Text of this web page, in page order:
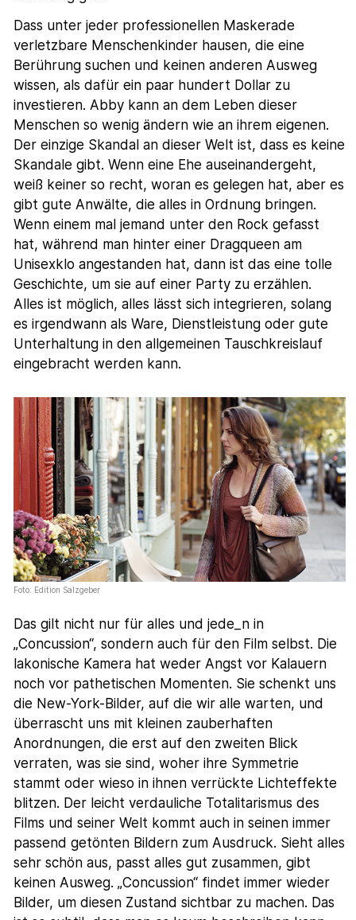
Dass unter jeder professionellen Maskerade
verletzbare Menschenkinder hausen, die eine
Berührung suchen und keinen anderen Ausweg
wissen, als dafür ein paar hundert Dollar zu
investieren. Abby kann an dem Leben dieser
Menschen so wenig ändern wie an ihrem eigenen.
Der einzige Skandal an dieser Welt ist, dass es keine
Skandale gibt. Wenn eine Ehe auseinandergeht,
weiß keiner so recht, woran es gelegen hat, aber es
gibt gute Anwälte, die alles in Ordnung bringen.
Wenn einem mal jemand unter den Rock gefasst
hat, während man hinter einer Dragqueen am
Unisexklo angestanden hat, dann ist das eine tolle
Geschichte, um sie auf einer Party zu erzählen.
Alles ist möglich, alles lässt sich integrieren, solang
es irgendwann als Ware, Dienstleistung oder gute
Unterhaltung in den allgemeinen Tauschkreislauf
eingebracht werden kann.
Foto: Edition Salzgeber
Das gilt nicht nur für alles und jede_n in
„Concussion“, sondern auch für den Film selbst. Die
lakonische Kamera hat weder Angst vor Kalauern
noch vor pathetischen Momenten. Sie schenkt uns
die New-York-Bilder, auf die wir alle warten, und
überrascht uns mit kleinen zauberhaften
Anordnungen, die erst auf den zweiten Blick
verraten, was sie sind, woher ihre Symmetrie
stammt oder wieso in ihnen verrückte Lichteffekte
blitzen. Der leicht verdauliche Totalitarismus des
Films und seiner Welt kommt auch in seinen immer
passend getönten Bildern zum Ausdruck. Sieht alles
sehr schön aus, passt alles gut zusammen, gibt
keinen Ausweg. „Concussion“ findet immer wieder
Bilder, um diesen Zustand sichtbar zu machen. Das